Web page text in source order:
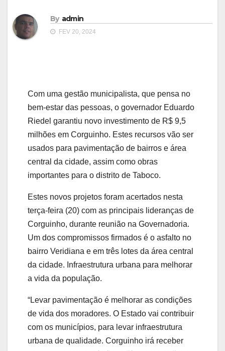
By admin
FEV 20, 2024
Com uma gestão municipalista, que pensa no
bem-estar das pessoas, o governador Eduardo
Riedel garantiu novo investimento de R$ 9,5
milhões em Corguinho. Estes recursos vão ser
usados para pavimentação de bairros e área
central da cidade, assim como obras
importantes para o distrito de Taboco.
Estes novos projetos foram acertados nesta
terça-feira (20) com as principais lideranças de
Corguinho, durante reunião na Governadoria.
Um dos compromissos firmados é o asfalto no
bairro Veridiana e em três lotes da área central
da cidade. Infraestrutura urbana para melhorar
a vida da população.
“Levar pavimentação é melhorar as condições
de vida dos moradores. O Estado vai contribuir
com os municípios, para levar infraestrutura
urbana de qualidade. Corguinho irá receber